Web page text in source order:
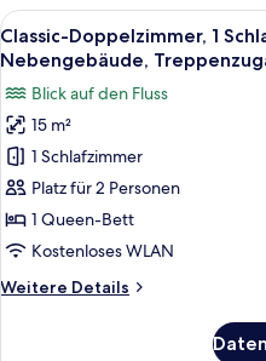
Schlafzimmer,
Nichtraucher
Alle
Fotos
Classic-
Doppelzimmer,
Schlafzimmer,
Flussblick,
Nebengebäude,
anzeigen
14
Classic-Doppelzimmer, 1
Nebengebäude,
Blick auf den Fluss
15 m²
1 Schlafzimmer
Platz für 2 Personen
1 Queen-Bett
Kostenloses WLAN
Weitere Details
Weitere